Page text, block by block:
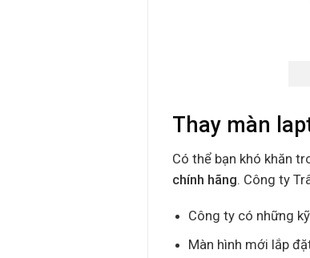
Thay màn
Có thể bạn khó khăn
chính hãng. Công ty
Công ty có những
Màn hình mới lắp